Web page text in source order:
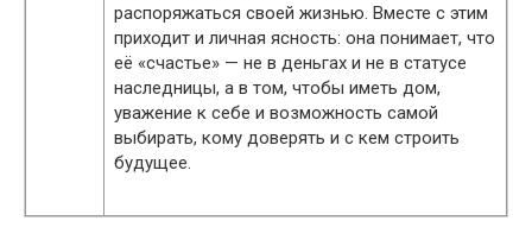
распоряжаться своей жизнью. Вместе с этим
приходит и личная ясность: она понимает, что
её «счастье» — не в деньгах и не в статусе
наследницы, а в том, чтобы иметь дом,
уважение к себе и возможность самой
выбирать, кому доверять и с кем строить
будущее.